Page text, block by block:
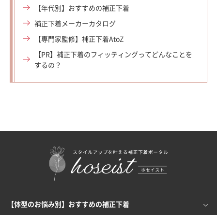
【年代別】おすすめの補正下着
補正下着メーカーカタログ
【専門家監修】補正下着AtoZ
【PR】補正下着のフィッティングってどんなことを
するの？
【体型のお悩み別】おすすめの補正下着